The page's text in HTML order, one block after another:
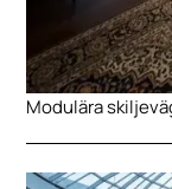
Modulära